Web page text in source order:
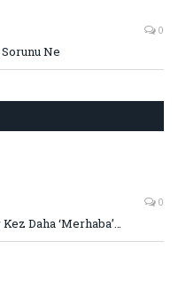
0
Ne
0
Daha ‘Merhaba’…